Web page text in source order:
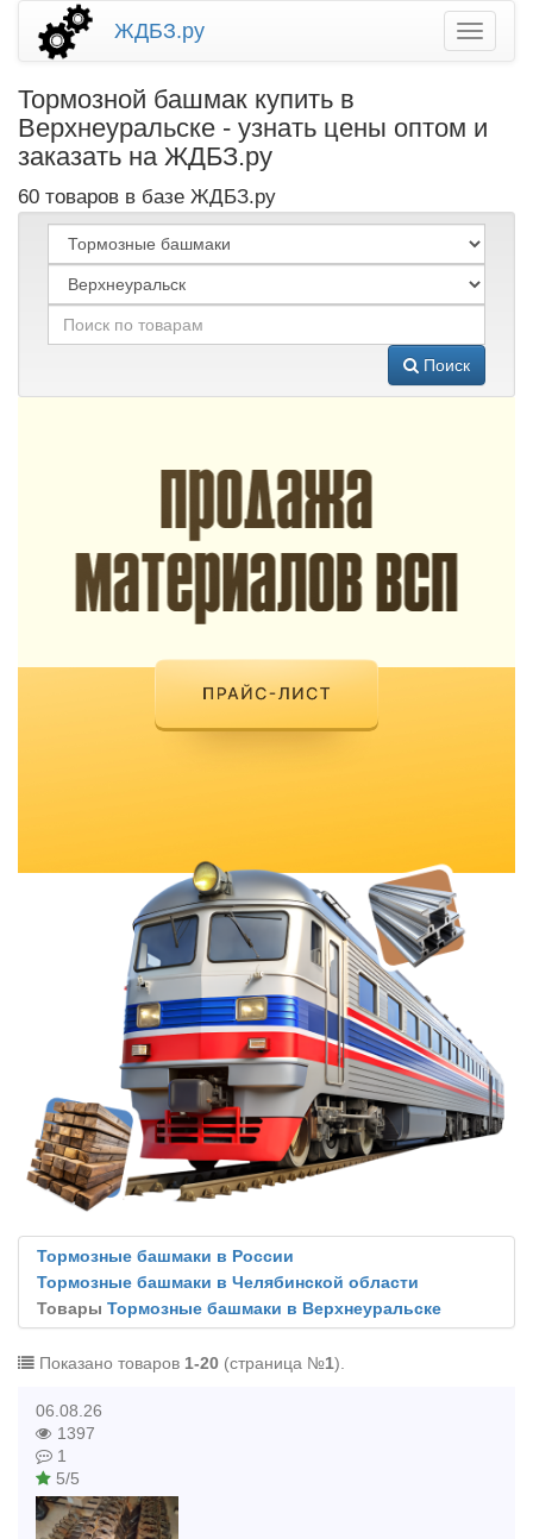
ЖДБЗ.ру
Тормозной башмак купить в
Верхнеуральске - узнать цены оптом и
заказать на ЖДБЗ.ру
60 товаров в базе ЖДБЗ.ру
Поиск
Тормозные башмаки в России
Тормозные башмаки в Челябинской области
Товары Тормозные башмаки в Верхнеуральске
Показано товаров 1-20 (страница №1).
06.08.26
1397
1
5/5